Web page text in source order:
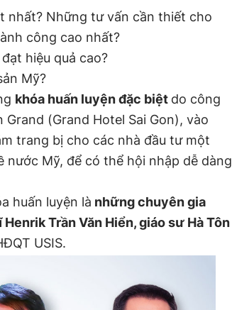
nhất? Những tư vấn cần thiết cho
công cao nhất?
hiệu quả cao?
Mỹ?
khóa huấn luyện đặc biệt do công
(Grand Hotel Sai Gon), vào
trang bị cho các nhà đầu tư một
Mỹ, để có thể hội nhập dễ dàng
huấn luyện là những chuyên gia
Trần Văn Hiển, giáo sư Hà Tôn
USIS.